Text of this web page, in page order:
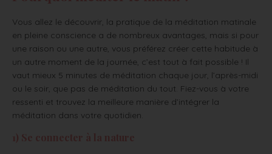
Vous allez le découvrir, la pratique de la méditation matinale
en pleine conscience a de nombreux avantages, mais si pour
une raison ou une autre, vous préférez créer cette habitude à
un autre moment de la journée, c’est tout à fait possible ! Il
vaut mieux 5 minutes de méditation chaque jour, l’après-midi
ou le soir, que pas de méditation du tout. Fiez-vous à votre
ressenti et trouvez la meilleure manière d’intégrer la
méditation dans votre quotidien.